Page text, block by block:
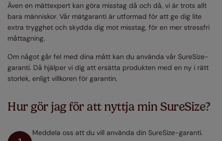
Även en mättexpert kan göra misstag då och då, vi är trots allt
bara människor. Vår mätgaranti är utformad för att ge dig lite
extra trygghet och skydda dig mot misstag, för en mer stressfri
måttagning.
Om något går fel med dina mått kan du använda vår SureSize-
garanti. Då hjälper vi dig att ersätta produkten med en ny i rätt
storlek, enligt villkoren för garantin.
Hur gör jag för att nyttja min SureSize?
Meddela oss att du vill använda din SureSize-garanti.